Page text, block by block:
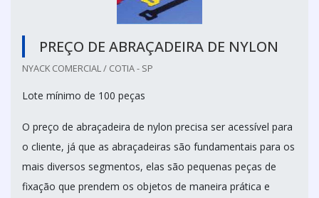
PREÇO DE ABRAÇADEIRA DE NYLON
NYACK COMERCIAL / COTIA - SP
Lote mínimo de 100 peças
O preço de abraçadeira de nylon precisa ser acessível para
o cliente, já que as abraçadeiras são fundamentais para os
mais diversos segmentos, elas são pequenas peças de
fixação que prendem os objetos de maneira prática e